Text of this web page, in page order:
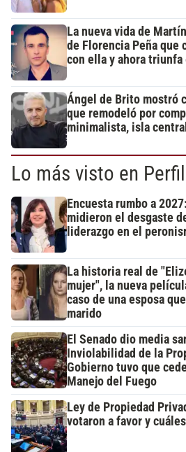
La nueva vida de
de Florencia Peña que
con ella y ahora triunfa
Ángel de Brito mostró
que remodeló por
minimalista, isla
Lo más visto en Perfil
Encuesta rumbo a
midieron el desgaste
liderazgo en el
La historia real de
mujer", la nueva
caso de una esposa
marido
El Senado dio media
Inviolabilidad de la
Gobierno tuvo que
Manejo del Fuego
Ley de Propiedad
votaron a favor y